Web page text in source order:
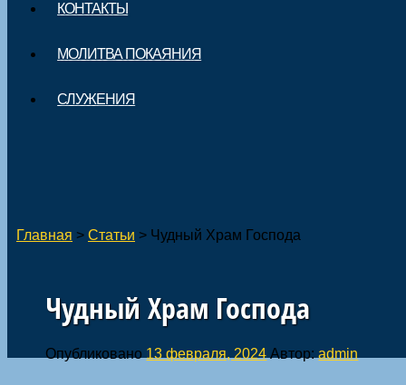
КОНТАКТЫ
МОЛИТВА ПОКАЯНИЯ
СЛУЖЕНИЯ
Главная > Статьи > Чудный Храм Господа
Чудный Храм Господа
Опубликовано 13 февраля, 2024 Автор:admin